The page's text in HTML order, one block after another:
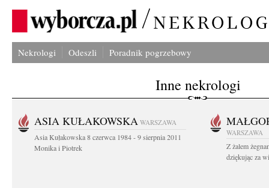
Nekrologi Odeszli Poradnik pogrzebowy
Inne nekrologi
ASIA KUŁAKOWSKA WARSZAWA
Asia Kułakowska 8 czerwca 1984 - 9 sierpnia 2011
Monika i Piotrek
WARSZAWA
Z żalem
dziękując za